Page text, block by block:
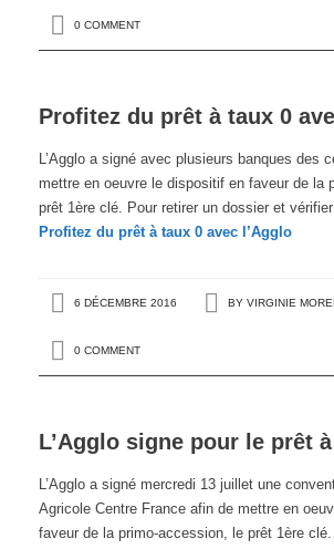
0 COMMENT
Profitez du prêt à taux 0
L’Agglo a signé avec plusieurs banques des
mettre en oeuvre le dispositif en faveur de la
prêt 1ère clé. Pour retirer un dossier et
Profitez du prêt à taux 0 avec l’Agglo
6 DÉCEMBRE 2016 BY VIRGINIE
0 COMMENT
L’Agglo signe pour le prêt
L’Agglo a signé mercredi 13 juillet une
Agricole Centre France afin de mettre en
faveur de la primo-accession, le prêt 1ère